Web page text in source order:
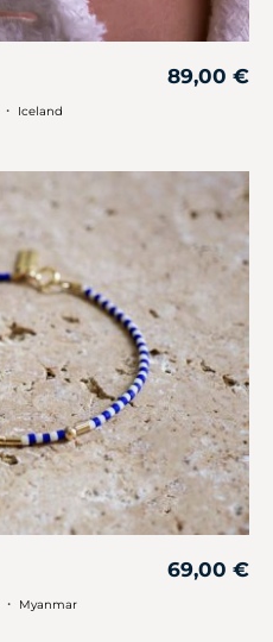
89,00 €
・ Iceland
69,00 €
・ Myanmar